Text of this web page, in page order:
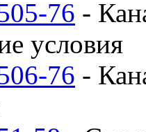
76 -
условия
76 -